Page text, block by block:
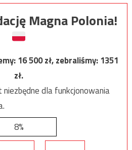
Magna Polonia!
16 500zł, zebraliśmy:1351
zł.
dla funkcjonowania
8%